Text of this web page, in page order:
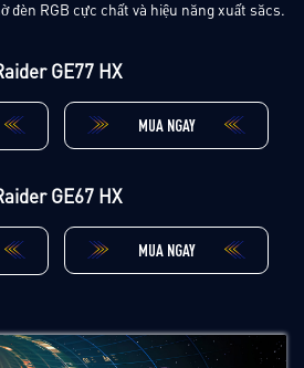
đèn RGB cực chất và hiệu năng xuất săcs.
GE77 HX
MUA NGAY
GE67 HX
MUA NGAY